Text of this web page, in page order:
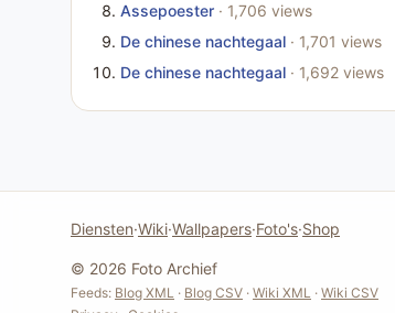
Assepoester · 1,706 views
De chinese nachtegaal · 1,701 views
De chinese nachtegaal · 1,692 views
Diensten·Wiki·Wallpapers·Foto's·Shop
© 2026 Foto Archief
Feeds: Blog XML · Blog CSV · Wiki XML · Wiki CSV